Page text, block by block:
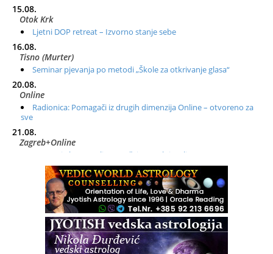
15.08.
Otok Krk
Ljetni DOP retreat – Izvorno stanje sebe
16.08.
Tisno (Murter)
Seminar pjevanja po metodi „Škole za otkrivanje glasa“
20.08.
Online
Radionica: Pomagači iz drugih dimenzija Online – otvoreno za
sve
21.08.
Zagreb+Online
Osnovni ThetaHealing® tečaj, Zagreb i Online
Zagreb
Osnovna radionica za izscjeljivanje pranom (Basic Pranic
Healing course)
Access BARS®, otpusti stres